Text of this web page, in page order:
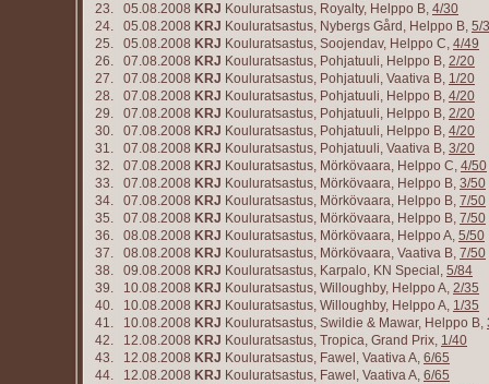
23. 05.08.2008 KRJ Kouluratsastus, Royalty, Helppo B, 4/30
24. 05.08.2008 KRJ Kouluratsastus, Nybergs Gård, Helppo B, 5/
25. 05.08.2008 KRJ Kouluratsastus, Soojendav, Helppo C, 4/49
26. 07.08.2008 KRJ Kouluratsastus, Pohjatuuli, Helppo B, 2/20
27. 07.08.2008 KRJ Kouluratsastus, Pohjatuuli, Vaativa B, 1/20
28. 07.08.2008 KRJ Kouluratsastus, Pohjatuuli, Helppo B, 4/20
29. 07.08.2008 KRJ Kouluratsastus, Pohjatuuli, Helppo B, 2/20
30. 07.08.2008 KRJ Kouluratsastus, Pohjatuuli, Helppo B, 4/20
31. 07.08.2008 KRJ Kouluratsastus, Pohjatuuli, Vaativa B, 3/20
32. 07.08.2008 KRJ Kouluratsastus, Mörkövaara, Helppo C, 4/50
33. 07.08.2008 KRJ Kouluratsastus, Mörkövaara, Helppo B, 3/50
34. 07.08.2008 KRJ Kouluratsastus, Mörkövaara, Helppo B, 7/50
35. 07.08.2008 KRJ Kouluratsastus, Mörkövaara, Helppo B, 7/50
36. 08.08.2008 KRJ Kouluratsastus, Mörkövaara, Helppo A, 5/50
37. 08.08.2008 KRJ Kouluratsastus, Mörkövaara, Vaativa B, 7/50
38. 09.08.2008 KRJ Kouluratsastus, Karpalo, KN Special, 5/84
39. 10.08.2008 KRJ Kouluratsastus, Willoughby, Helppo A, 2/35
40. 10.08.2008 KRJ Kouluratsastus, Willoughby, Helppo A, 1/35
41. 10.08.2008 KRJ Kouluratsastus, Swildie & Mawar, Helppo B,
42. 12.08.2008 KRJ Kouluratsastus, Tropica, Grand Prix, 1/40
43. 12.08.2008 KRJ Kouluratsastus, Fawel, Vaativa A, 6/65
44. 12.08.2008 KRJ Kouluratsastus, Fawel, Vaativa A, 6/65